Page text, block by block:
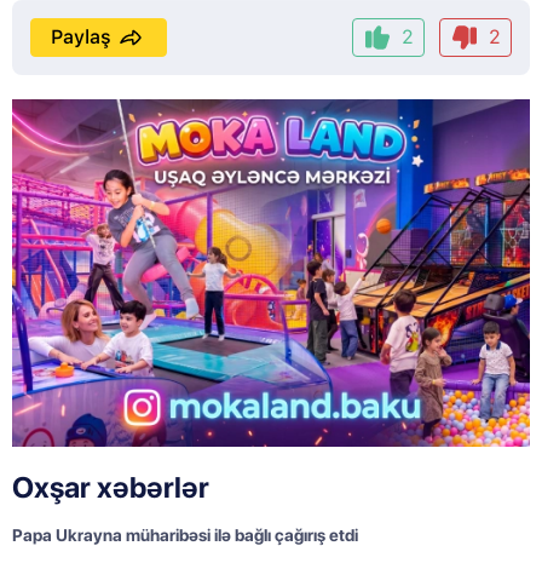
2 2
Paylaş
Oxşar xəbərlər
Papa Ukrayna müharibəsi ilə bağlı çağırış etdi